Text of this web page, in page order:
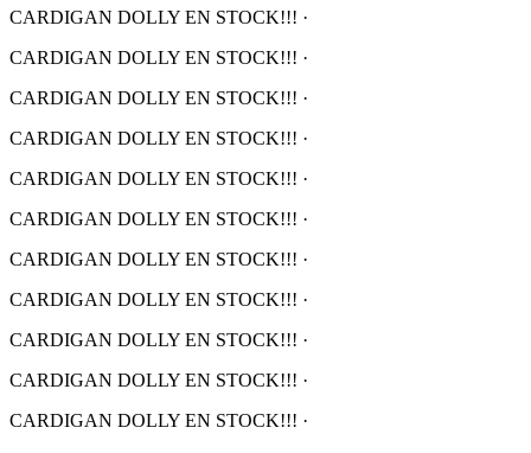
CARDIGAN DOLLY EN STOCK!!! ·
CARDIGAN DOLLY EN STOCK!!! ·
CARDIGAN DOLLY EN STOCK!!! ·
CARDIGAN DOLLY EN STOCK!!! ·
CARDIGAN DOLLY EN STOCK!!! ·
CARDIGAN DOLLY EN STOCK!!! ·
CARDIGAN DOLLY EN STOCK!!! ·
CARDIGAN DOLLY EN STOCK!!! ·
CARDIGAN DOLLY EN STOCK!!! ·
CARDIGAN DOLLY EN STOCK!!! ·
CARDIGAN DOLLY EN STOCK!!! ·